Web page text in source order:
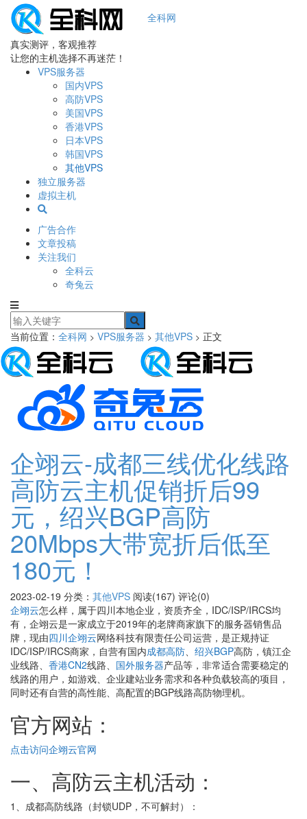
全科网
真实测评，客观推荐
让您的主机选择不再迷茫！
VPS服务器
国内VPS
高防VPS
美国VPS
香港VPS
日本VPS
韩国VPS
其他VPS
独立服务器
虚拟主机
广告合作
文章投稿
关注我们
全科云
奇兔云
当前位置： 全科网 > VPS服务器 > 其他VPS > 正文
企翊云-成都三线优化线路
高防云主机促销折后99
元，绍兴BGP高防
20Mbps大带宽折后低至
180元！
2023-02-19 分类： 其他VPS 阅读(167) 评论(0)
企翊云怎么样，属于四川本地企业，资质齐全，IDC/ISP/IRCS均
有，企翊云是一家成立于2019年的老牌商家旗下的服务器销售品
牌，现由四川企翊云网络科技有限责任公司运营，是正规持证
IDC/ISP/IRCS商家，自营有国内成都高防、 绍兴BGP高防，镇江企
业线路、 香港CN2线路、 国外服务器产品等，非常适合需要稳定的
线路的用户，如游戏、企业建站业务需求和各种负载较高的项目，
同时还有自营的高性能、高配置的BGP线路高防物理机。
官方网站：
点击访问企翊云官网
一、高防云主机活动：
1、成都高防线路（封锁UDP，不可解封）：